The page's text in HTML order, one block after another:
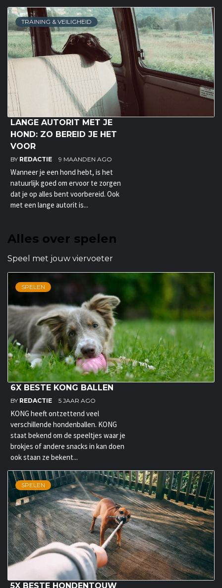
TRAINING & VEILIGHEID
LANGE AUTORIT MET JE
HOND: ZO BEREID JE HET
VOOR
BY REDACTIE 9 MAANDEN AGO
Wanneer je een hond hebt, is het
natuurlijk goed om ervoor te zorgen
dat je op alles bent voorbereid. Ook
met een lange autorit is...
Alles over spelen
Speel met jouw viervoeter
SPELEN
6X BESTE KONG BALLEN
BY REDACTIE 5 JAAR AGO
KONG heeft ontzettend veel
verschillende hondenballen. KONG
staat bekend om de speeltjes waar je
brokjes of andere snacks in kan doen
ook staan ze bekent...
SPELEN
5X BESTE HONDENTOUW